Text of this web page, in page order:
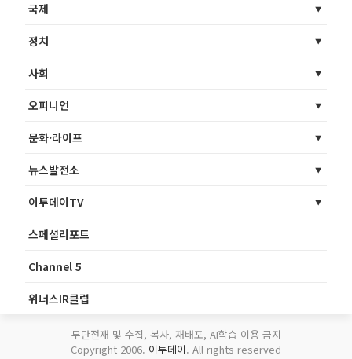
국제
정치
사회
오피니언
문화·라이프
뉴스발전소
이투데이TV
스페셜리포트
Channel 5
위너스IR클럽
무단전재 및 수집, 복사, 재배포, AI학습 이용 금지
Copyright 2006. 이투데이. All rights reserved